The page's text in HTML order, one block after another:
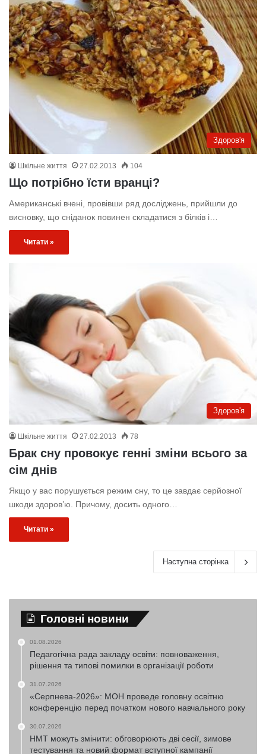
Здоров'я
Шкільне життя 27.02.2013 104
Що потрібно їсти вранці?
Американські вчені, провівши ряд досліджень, прийшли до
висновку, що сніданок повинен складатися з білків і…
Читати »
Здоров'я
Шкільне життя 27.02.2013 78
Брак сну провокує генні зміни всього за
сім днів
Якщо у вас порушується режим сну, то це завдає серйозної
шкоди здоров’ю. Причому, досить одного…
Читати »
Наступна сторінка
Головні новини
01.08.2026
Педагогічна рада закладу освіти: повноваження,
рішення та типові помилки в організації роботи
31.07.2026
«Серпнева-2026»: МОН проведе головну освітню
конференцію перед початком нового навчального року
30.07.2026
НМТ можуть змінити: обговорюють дві сесії, зимове
тестування та новий формат вступної кампанії